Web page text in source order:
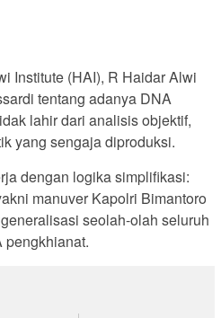
Institute (HAI), R Haidar Alwi
tentang adanya DNA
lahir dari analisis objektif,
yang sengaja diproduksi.
dengan logika simplifikasi:
manuver Kapolri Bimantoro
seolah-olah seluruh
pengkhianat.